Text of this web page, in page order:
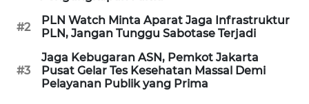
#2
PLN Watch Minta Aparat Jaga Infrastruktur
PLN, Jangan Tunggu Sabotase Terjadi
#3
Jaga Kebugaran ASN, Pemkot Jakarta
Pusat Gelar Tes Kesehatan Massal Demi
Pelayanan Publik yang Prima
SEMARANG
WN
SOLO